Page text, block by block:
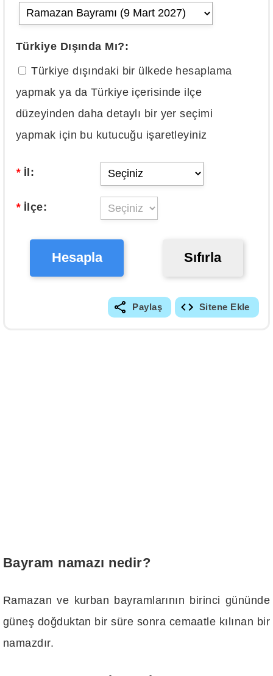
Türkiye Dışında Mı?:
Türkiye dışındaki bir ülkede hesaplama
yapmak ya da Türkiye içerisinde ilçe
düzeyinden daha detaylı bir yer seçimi
yapmak için bu kutucuğu işaretleyiniz
*İl:
*İlçe:
Hesapla Sıfırla
Paylaş Sitene Ekle
Bayram namazı nedir?
Ramazan ve kurban bayramlarının birinci gününde
güneş doğduktan bir süre sonra cemaatle kılınan bir
namazdır.